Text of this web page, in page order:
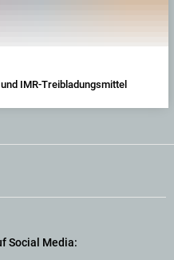
IMR-Treibladungsmittel
Social Media: